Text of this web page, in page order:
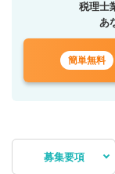
税理士
あ
簡単無料
募集要項